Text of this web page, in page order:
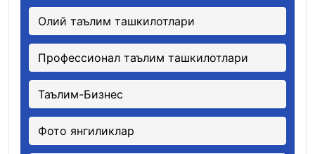
Олий таълим ташкилотлари
Профессионал таълим ташкилотлари
Таълим-Бизнес
Фото янгиликлар